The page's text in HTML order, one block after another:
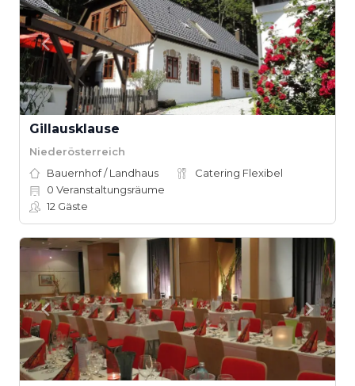
Gillausklause
Niederösterreich
Bauernhof / Landhaus
Catering Flexibel
0 Veranstaltungsräume
12 Gäste